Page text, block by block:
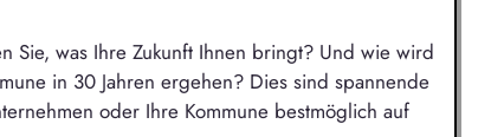
Sie, was Ihre Zukunft Ihnen bringt? Und wie wird
in 30 Jahren ergehen? Dies sind spannende
oder Ihre Kommune bestmöglich auf